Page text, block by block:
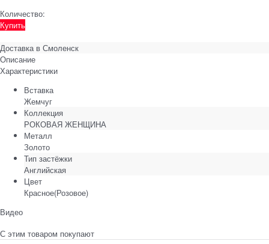
Количество:
Купить
Доставка в Смоленск
Описание
Характеристики
Вставка
Жемчуг
Коллекция
РОКОВАЯ ЖЕНЩИНА
Металл
Золото
Тип застёжки
Английская
Цвет
Красное(Розовое)
Видео
С этим товаром покупают